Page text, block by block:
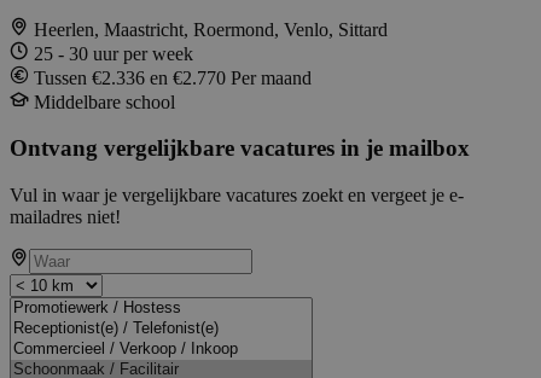
Heerlen, Maastricht, Roermond, Venlo, Sittard
25 - 30 uur per week
Tussen €2.336 en €2.770 Per maand
Middelbare school
Ontvang vergelijkbare vacatures in je mailbox
Vul in waar je vergelijkbare vacatures zoekt en vergeet je e-
mailadres niet!